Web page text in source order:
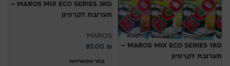
MAROS MIX ECO SERIES 1KG –
תערובת לקרפיון
MAROS MIX ECO SERIES 3KG –
תערובת לקרפיון
MAROS
85.00 ₪
בחר אפשרויות